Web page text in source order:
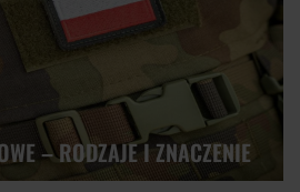
– RODZAJE I ZNACZENIE